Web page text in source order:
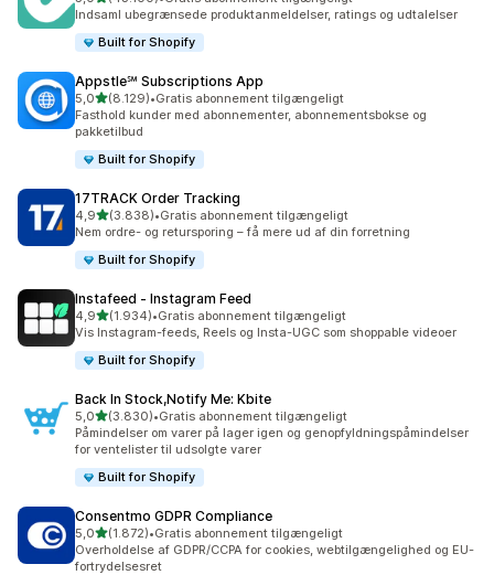
43100 anmeldelser i alt
Indsaml ubegrænsede produktanmeldelser, ratings og udtalelser
Built for Shopify
Appstle℠ Subscriptions App
5,0ud af 5 stjerner
(8.129)
8129 anmeldelser i alt
•Gratis abonnement tilgængeligt
Fasthold kunder med abonnementer, abonnementsbokse og
pakketilbud
Built for Shopify
17TRACK Order Tracking
4,9ud af 5 stjerner
(3.838)
3838 anmeldelser i alt
•Gratis abonnement tilgængeligt
Nem ordre- og retursporing – få mere ud af din forretning
Built for Shopify
Instafeed ‑ Instagram Feed
4,9ud af 5 stjerner
(1.934)
1934 anmeldelser i alt
•Gratis abonnement tilgængeligt
Vis Instagram-feeds, Reels og Insta-UGC som shoppable videoer
Built for Shopify
Back In Stock,Notify Me: Kbite
5,0ud af 5 stjerner
(3.830)
3830 anmeldelser i alt
•Gratis abonnement tilgængeligt
Påmindelser om varer på lager igen og genopfyldningspåmindelser
for ventelister til udsolgte varer
Built for Shopify
Consentmo GDPR Compliance
5,0ud af 5 stjerner
(1.872)
1872 anmeldelser i alt
•Gratis abonnement tilgængeligt
Overholdelse af GDPR/CCPA for cookies, webtilgængelighed og EU-
fortrydelsesret